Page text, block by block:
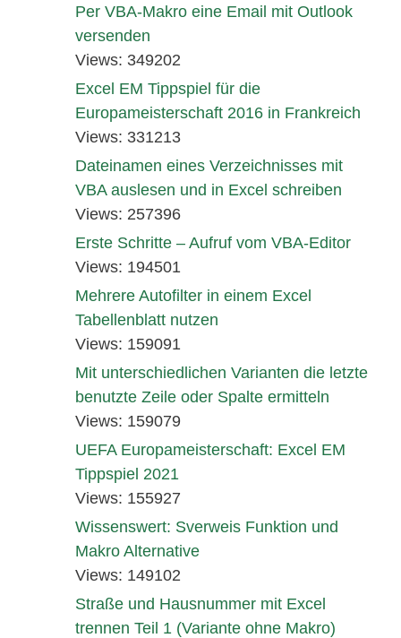
Per VBA-Makro eine Email mit Outlook
versenden
Views: 349202
Excel EM Tippspiel für die
Europameisterschaft 2016 in Frankreich
Views: 331213
Dateinamen eines Verzeichnisses mit
VBA auslesen und in Excel schreiben
Views: 257396
Erste Schritte – Aufruf vom VBA-Editor
Views: 194501
Mehrere Autofilter in einem Excel
Tabellenblatt nutzen
Views: 159091
Mit unterschiedlichen Varianten die letzte
benutzte Zeile oder Spalte ermitteln
Views: 159079
UEFA Europameisterschaft: Excel EM
Tippspiel 2021
Views: 155927
Wissenswert: Sverweis Funktion und
Makro Alternative
Views: 149102
Straße und Hausnummer mit Excel
trennen Teil 1 (Variante ohne Makro)